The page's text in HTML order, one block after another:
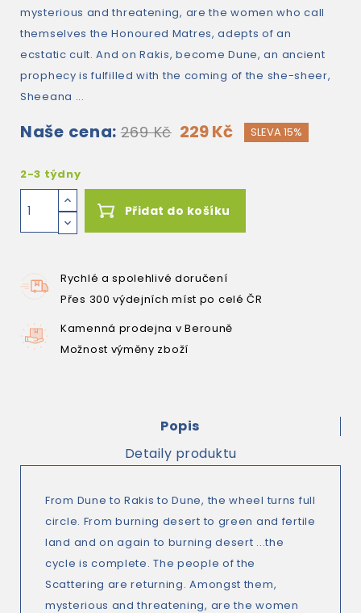
mysterious and threatening, are the women who call
themselves the Honoured Matres, adepts of an
ecstatic cult. And on Rakis, become Dune, an ancient
prophecy is fulfilled with the coming of the she-sheer,
Sheeana ...
Naše cena: 269 Kč 229 Kč SLEVA 15%
2-3 týdny
Přidat do košíku
Rychlé a spolehlivé doručení
Přes 300 výdejních míst po celé ČR
Kamenná prodejna v Berouně
Možnost výměny zboží
Popis
Detaily produktu
From Dune to Rakis to Dune, the wheel turns full
circle. From burning desert to green and fertile
land and on again to burning desert ...the
cycle is complete. The people of the
Scattering are returning. Amongst them,
mysterious and threatening, are the women